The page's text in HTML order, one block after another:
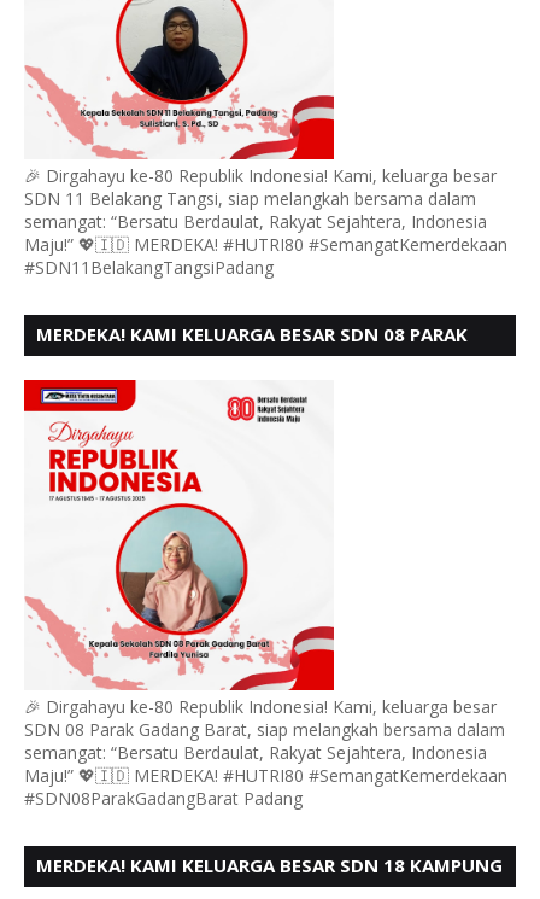
🎉 Dirgahayu ke-80 Republik Indonesia! Kami, keluarga besar
SDN 11 Belakang Tangsi, siap melangkah bersama dalam
semangat: “Bersatu Berdaulat, Rakyat Sejahtera, Indonesia
Maju!” 💖🇮🇩 MERDEKA! #HUTRI80 #SemangatKemerdekaan
#SDN11BelakangTangsiPadang
MERDEKA! KAMI KELUARGA BESAR SDN 08 PARAK
- 80,
🎉 Dirgahayu ke-80 Republik Indonesia! Kami, keluarga besar
SDN 08 Parak Gadang Barat, siap melangkah bersama dalam
semangat: “Bersatu Berdaulat, Rakyat Sejahtera, Indonesia
Maju!” 💖🇮🇩 MERDEKA! #HUTRI80 #SemangatKemerdekaan
#SDN08ParakGadangBarat Padang
MERDEKA! KAMI KELUARGA BESAR SDN 18 KAMPUNG